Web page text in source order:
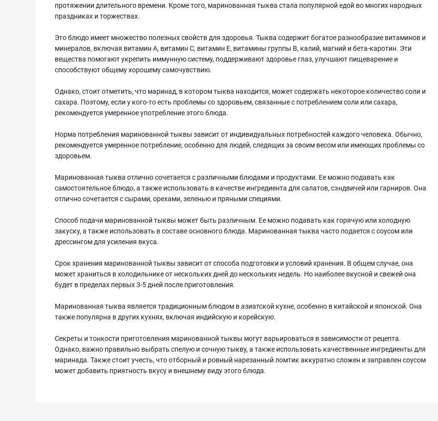
протяжении длительного времени. Кроме того, маринованная тыква стала популярной едой во многих народных
праздниках и торжествах.
Это блюдо имеет множество полезных свойств для здоровья. Тыква содержит богатое разнообразие витаминов и
минералов, включая витамин А, витамин С, витамин Е, витамины группы В, калий, магний и бета-каротин. Эти
вещества помогают укрепить иммунную систему, поддерживают здоровье глаз, улучшают пищеварение и
способствуют общему хорошему самочувствию.
Однако, стоит отметить, что маринад, в котором тыква находится, может содержать некоторое количество соли и
сахара. Поэтому, если у кого-то есть проблемы со здоровьем, связанные с потреблением соли или сахара,
рекомендуется умеренное употребление этого блюда.
Норма потребления маринованной тыквы зависит от индивидуальных потребностей каждого человека. Обычно,
рекомендуется умеренное потребление, особенно для людей, следящих за своим весом или имеющих проблемы со
здоровьем.
Маринованная тыква отлично сочетается с различными блюдами и продуктами. Ее можно подавать как
самостоятельное блюдо, а также использовать в качестве ингредиента для салатов, сэндвичей или гарниров. Она
отлично сочетается с сырами, орехами, зеленью и пряными специями.
Способ подачи маринованной тыквы может быть различным. Ее можно подавать как горячую или холодную
закуску, а также использовать в составе основного блюда. Маринованная тыква часто подается с соусом или
дрессингом для усиления вкуса.
Срок хранения маринованной тыквы зависит от способа подготовки и условий хранения. В общем случае, она
может храниться в холодильнике от нескольких дней до нескольких недель. Но наиболее вкусной и свежей она
будет в пределах первых 3-5 дней после приготовления.
Маринованная тыква является традиционным блюдом в азиатской кухне, особенно в китайской и японской. Она
также популярна в других кухнях, включая индийскую и корейскую.
Секреты и тонкости приготовления маринованной тыквы могут варьироваться в зависимости от рецепта.
Однако, важно правильно выбрать спелую и сочную тыкву, а также использовать качественные ингредиенты для
маринада. Также стоит учесть, что отборный и ровный нарезанный ломтик аккуратно сложен и заправлен соусом
может добавить приятность вкусу и внешнему виду этого блюда.